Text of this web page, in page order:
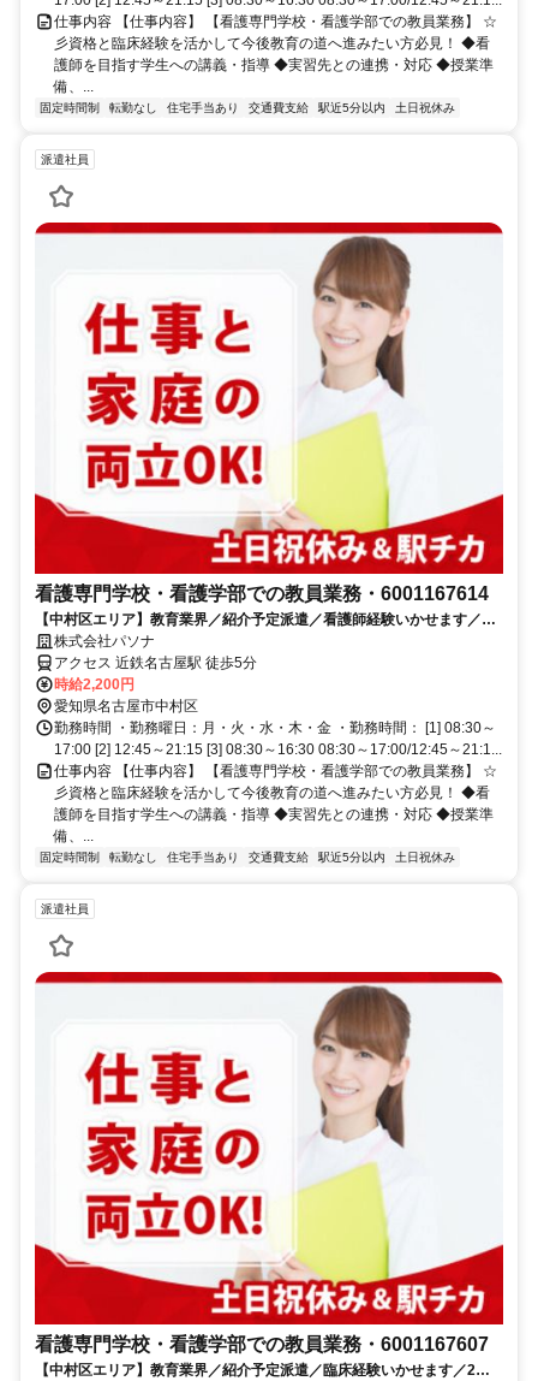
仕事内容 【仕事内容】 【看護専門学校・看護学部での教員業務】 ☆
彡資格と臨床経験を活かして今後教育の道へ進みたい方必見！ ◆看
護師を目指す学生への講義・指導 ◆実習先との連携・対応 ◆授業準
備、...
固定時間制 転勤なし 住宅手当あり 交通費支給 駅近5分以内 土日祝休み
派遣社員
看護専門学校・看護学部での教員業務・6001167614
【中村区エリア】教育業界／紹介予定派遣／看護師経験いかせます／2
名募集のお仕事です
株式会社パソナ
アクセス 近鉄名古屋駅 徒歩5分
時給2,200円
愛知県名古屋市中村区
勤務時間 ・勤務曜日：月・火・水・木・金 ・勤務時間： [1] 08:30～
17:00 [2] 12:45～21:15 [3] 08:30～16:30 08:30～17:00/12:45～21:1...
仕事内容 【仕事内容】 【看護専門学校・看護学部での教員業務】 ☆
彡資格と臨床経験を活かして今後教育の道へ進みたい方必見！ ◆看
護師を目指す学生への講義・指導 ◆実習先との連携・対応 ◆授業準
備、...
固定時間制 転勤なし 住宅手当あり 交通費支給 駅近5分以内 土日祝休み
派遣社員
看護専門学校・看護学部での教員業務・6001167607
【中村区エリア】教育業界／紹介予定派遣／臨床経験いかせます／2名